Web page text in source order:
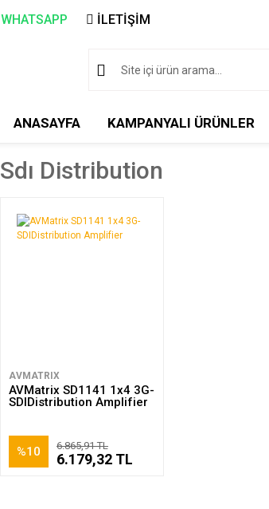
WHATSAPP İLETİŞİM
ANASAYFA KAMPANYALI ÜRÜNLER
Sdı Distribution
AVMATRIX
AVMatrix SD1141 1x4 3G-
SDIDistribution Amplifier
%10 6.865,91 TL
6.179,32 TL